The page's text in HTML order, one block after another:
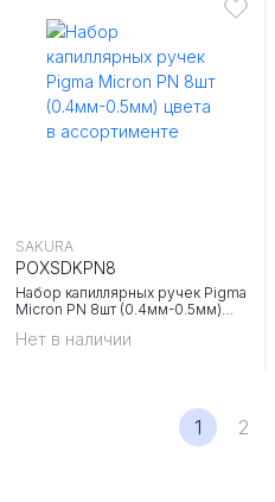
Нет в наличии
Набор капиллярных ручек Pigma
Micron PN 8шт (0.4мм-0.5мм)
SAKURA
POXSDKPN8
1 2